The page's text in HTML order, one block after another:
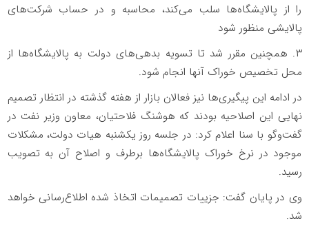
را از پالایشگاه‌ها سلب می‌کند، محاسبه و در حساب شرکت‌های
پالایشی منظور شود
۳. همچنین مقرر شد تا تسویه بدهی‌های دولت به پالایشگاه‌ها از
محل تخصیص خوراک آنها انجام شود.
در ادامه این پیگیری‌ها نیز فعالان بازار از هفته گذشته در انتظار تصمیم
نهایی این اصلاحیه بودند که هوشنگ فلاحتیان، معاون وزیر نفت در
گفت‌وگو با سنا اعلام کرد: در جلسه روز یکشنبه هیات دولت، مشکلات
موجود در نرخ خوراک پالایشگاه‌ها برطرف و اصلاح آن به تصویب
رسید.
وی در پایان گفت: جزییات تصمیمات اتخاذ شده اطلاع‌رسانی خواهد
شد.